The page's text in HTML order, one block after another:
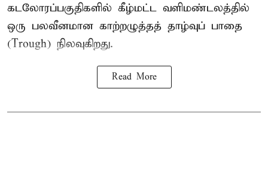
கடலோரப்பகுதிகளில் கீழ்மட்ட வளிமண்டலத்தில்
ஒரு பலவீனமான காற்றழுத்தத் தாழ்வுப் பாதை
(Trough) நிலவுகிறது.
Read More